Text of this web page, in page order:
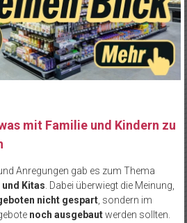
mit Familie und Kindern zu
Anregungen gab es zum Thema
Kitas . Dabei überwiegt die Meinung,
nicht gespart, sondern im
noch ausgebautwerden sollten.